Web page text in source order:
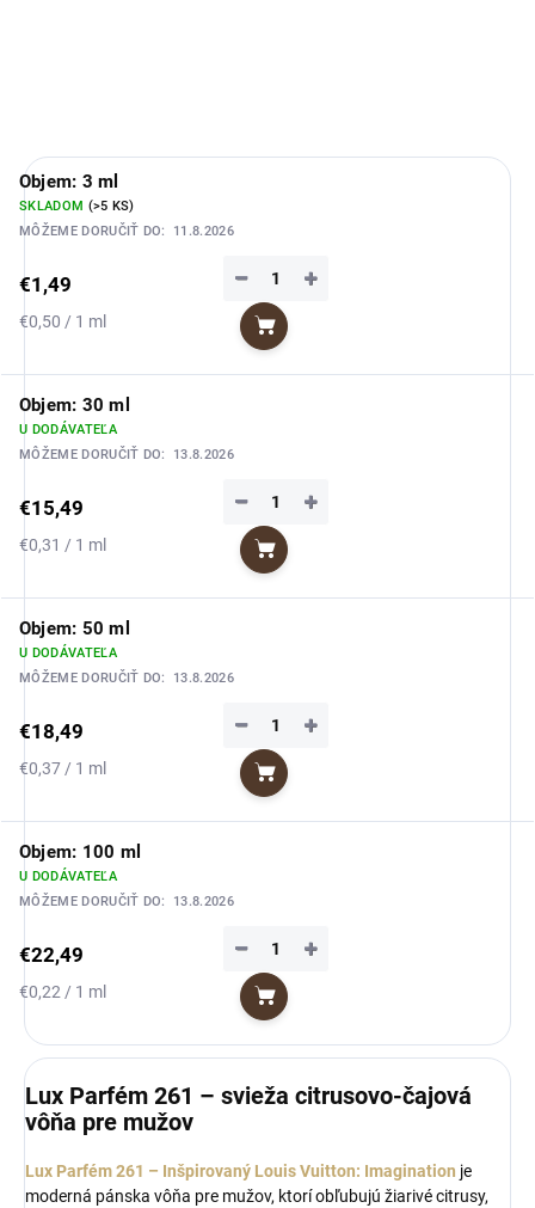
Objem: 3 ml
SKLADOM (>5 KS)
MÔŽEME DORUČIŤ DO:
11.8.2026
€1,49
Jednotková
€0,50 / 1 ml
+
−
Do košíka
Objem: 30 ml
U DODÁVATEĽA
MÔŽEME DORUČIŤ DO:
13.8.2026
€15,49
Jednotková
€0,31 / 1 ml
+
−
Do košíka
Objem: 50 ml
U DODÁVATEĽA
MÔŽEME DORUČIŤ DO:
13.8.2026
€18,49
Jednotková
€0,37 / 1 ml
+
−
Do košíka
Objem: 100 ml
U DODÁVATEĽA
MÔŽEME DORUČIŤ DO:
13.8.2026
€22,49
Jednotková
€0,22 / 1 ml
+
−
Do košíka
Lux Parfém 261 – svieža citrusovo-čajová
vôňa pre mužov
Lux Parfém 261 – Inšpirovaný Louis Vuitton: Imagination je
moderná pánska vôňa pre mužov, ktorí obľubujú žiarivé citrusy,